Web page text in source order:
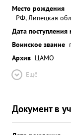
Место рождения
РФ, Липецкая
Дата поступления
Воинское звание
Архив ЦАМО
Ещё
Документ в